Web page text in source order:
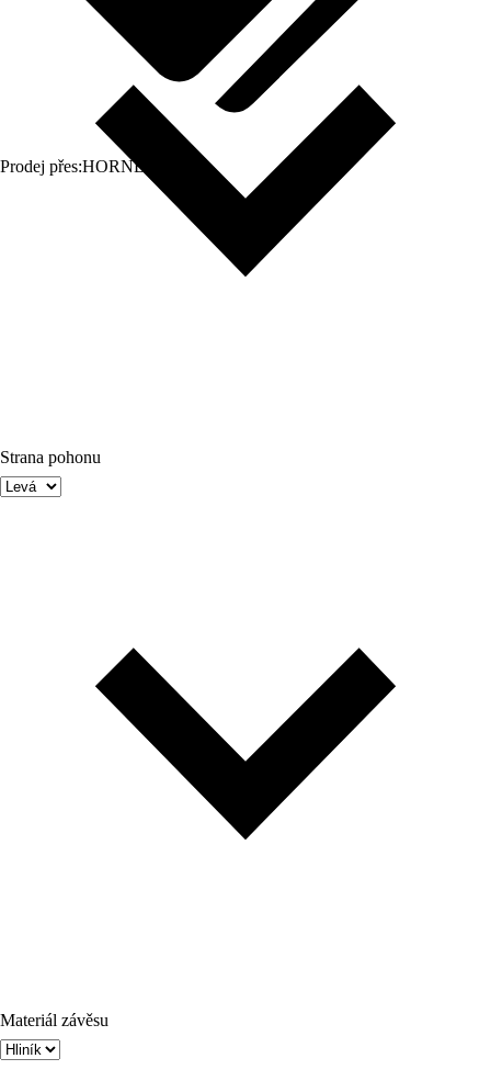
Prodej přes:HORNBACH
Strana pohonu
Materiál závěsu